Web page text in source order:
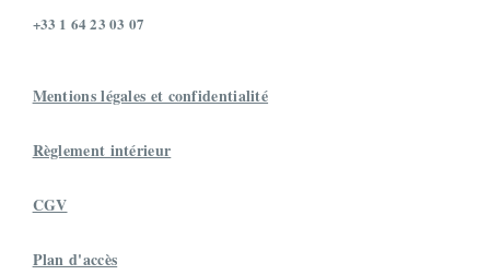
+33 1 64 23 03 07
Mentions légales et confidentialité
Règlement intérieur
CGV
Plan d'accès